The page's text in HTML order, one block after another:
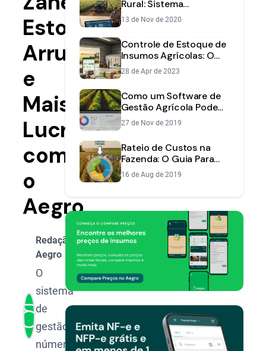
Estoque
Arrumado
e
Mais
Lucro
com
o
Aegro
Redação
Aegro
O
sistema
de
gestão
número
Rural: Sistema
Inteligente para
Aumentar Lucros
13 de Nov de 2020
Controle de Estoque de
Insumos Agrícolas: O
Guia Completo para
Evitar Perdas
28 de Apr de 2023
Como um Software de
Gestão Agrícola Pode
Reduzir Custos na Sua
Fazenda
27 de Nov de 2019
Rateio de Custos na
Fazenda: O Guia Para
Saber o Lucro de Cada
Atividade
16 de Aug de 2019